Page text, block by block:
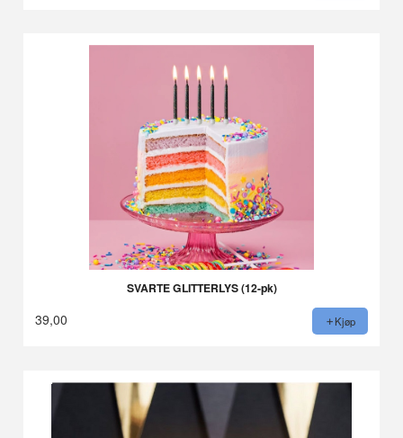
SVARTE GLITTERLYS (12-pk)
39,00 Kjøp